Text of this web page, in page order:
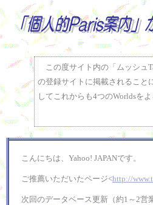
この度サイト内の「ムッシュ
の登録サイトに掲載されること
してこれからも4つのWorldsを
こんにちは、Yahoo! JAPANです。
ご推薦いただいたページ<http://
次回のデータベース更新（約1～2営